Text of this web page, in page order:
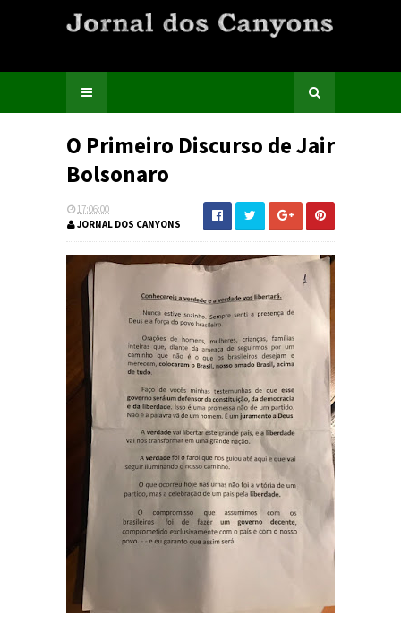
O Primeiro Discurso de Jair
Bolsonaro
17:06:00
JORNAL DOS CANYONS